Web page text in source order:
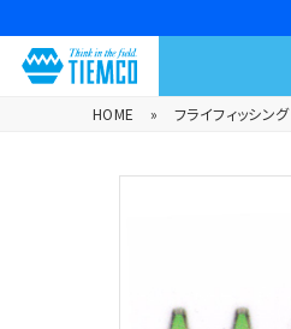
HOME » フライフィッシング